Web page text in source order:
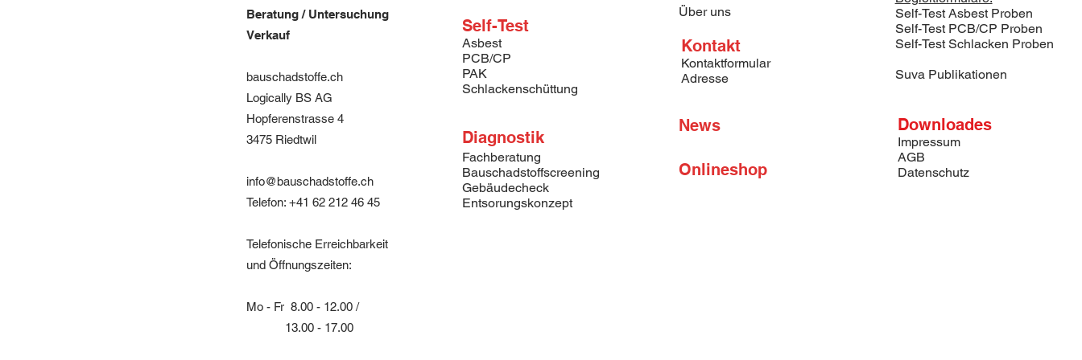
Elektrostatische Eigenschaften nach EN 1149-5
Widerstandsfähigkeit gegen Flüssigkeitsspritzer von
bis zu 2 Bar
100 % partikeldichtes Material, umfasst Schutz gegen
Fasern und Kontamination durch radioaktive Partikel
doppelter Abdeckung
Beinabschlüssen
Beratung / Untersuchung
Verkauf
bauschadstoffe.ch
Logically BS AG
Hopferenstrasse 4
3475 Riedtwil
info@bauschadstoffe.ch
Telefon: +41 62 212 46 45
Telefonische Erreichbarkeit
und Öffnungszeiten:
Mo - Fr 8.00 - 12.00 /
13.00 - 17.00
Self-Test
Asbest
PCB/CP
PAK
Schlackenschüttung
Diagnostik
Fachberatung
Bauschadstoffscreening
Gebäudecheck
Entsorungskonzept
Über uns
Kontakt
Kontaktformular
Adresse
News
Onlineshop
Self-Test Asbest Proben
Self-Test PCB/CP Proben
Self-Test Schlacken Proben
Suva Publikationen
Downloades
Impressum
AGB
Datenschutz